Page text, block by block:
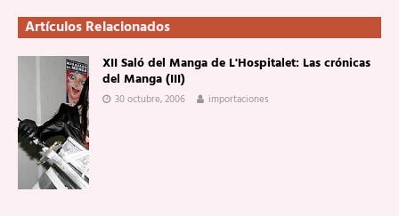
Artículos Relacionados
XII Saló del Manga de L'Hospitalet: Las crónicas
del Manga (III)
30 octubre, 2006 importaciones